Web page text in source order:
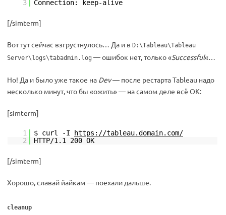
3 Connection: keep-alive
[/simterm]
Вот тут сейчас взгрустнулось… Да и в D:\Tableau\Tableau
Server\logs\tabadmin.log — ошибок нет, только «Successful«…
Но! Да и было уже такое на Dev— после рестарта Tableau надо
несколько минут, что бы «ожить» — на самом деле всё ОК:
[simterm]
1 $ curl -I
https://tableau.domain.com/
2
HTTP/1.1 200 OK
[/simterm]
Хорошо, славай йайкам — поехали дальше.
cleanup